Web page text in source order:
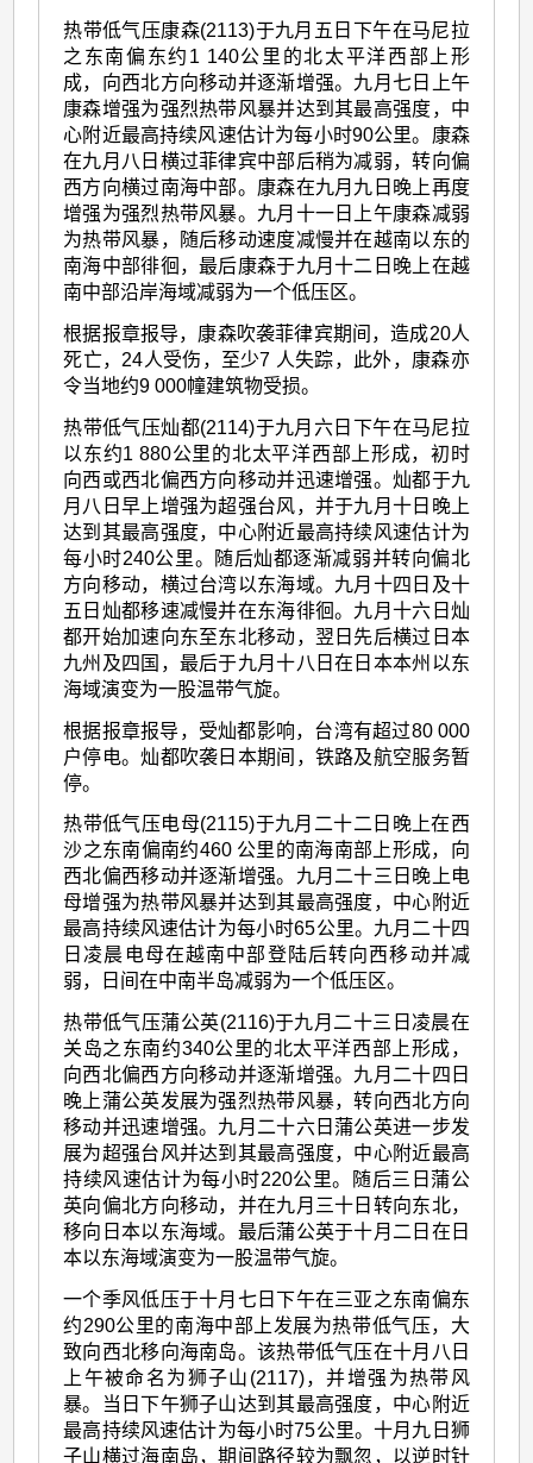
热带低气压康森(2113)于九月五日下午在马尼拉
之东南偏东约1 140公里的北太平洋西部上形
成，向西北方向移动并逐渐增强。九月七日上午
康森增强为强烈热带风暴并达到其最高强度，中
心附近最高持续风速估计为每小时90公里。康森
在九月八日横过菲律宾中部后稍为减弱，转向偏
西方向横过南海中部。康森在九月九日晚上再度
增强为强烈热带风暴。九月十一日上午康森减弱
为热带风暴，随后移动速度减慢并在越南以东的
南海中部徘徊，最后康森于九月十二日晚上在越
南中部沿岸海域减弱为一个低压区。
根据报章报导，康森吹袭菲律宾期间，造成20人
死亡，24人受伤，至少7 人失踪，此外，康森亦
令当地约9 000幢建筑物受损。
热带低气压灿都(2114)于九月六日下午在马尼拉
以东约1 880公里的北太平洋西部上形成，初时
向西或西北偏西方向移动并迅速增强。灿都于九
月八日早上增强为超强台风，并于九月十日晚上
达到其最高强度，中心附近最高持续风速估计为
每小时240公里。随后灿都逐渐减弱并转向偏北
方向移动，横过台湾以东海域。九月十四日及十
五日灿都移速减慢并在东海徘徊。九月十六日灿
都开始加速向东至东北移动，翌日先后横过日本
九州及四国，最后于九月十八日在日本本州以东
海域演变为一股温带气旋。
根据报章报导，受灿都影响，台湾有超过80 000
户停电。灿都吹袭日本期间，铁路及航空服务暂
停。
热带低气压电母(2115)于九月二十二日晚上在西
沙之东南偏南约460 公里的南海南部上形成，向
西北偏西移动并逐渐增强。九月二十三日晚上电
母增强为热带风暴并达到其最高强度，中心附近
最高持续风速估计为每小时65公里。九月二十四
日凌晨电母在越南中部登陆后转向西移动并减
弱，日间在中南半岛减弱为一个低压区。
热带低气压蒲公英(2116)于九月二十三日凌晨在
关岛之东南约340公里的北太平洋西部上形成，
向西北偏西方向移动并逐渐增强。九月二十四日
晚上蒲公英发展为强烈热带风暴，转向西北方向
移动并迅速增强。九月二十六日蒲公英进一步发
展为超强台风并达到其最高强度，中心附近最高
持续风速估计为每小时220公里。随后三日蒲公
英向偏北方向移动，并在九月三十日转向东北，
移向日本以东海域。最后蒲公英于十月二日在日
本以东海域演变为一股温带气旋。
一个季风低压于十月七日下午在三亚之东南偏东
约290公里的南海中部上发展为热带低气压，大
致向西北移向海南岛。该热带低气压在十月八日
上午被命名为狮子山(2117)，并增强为热带风
暴。当日下午狮子山达到其最高强度，中心附近
最高持续风速估计为每小时75公里。十月九日狮
子山横过海南岛，期间路径较为飘忽，以逆时针